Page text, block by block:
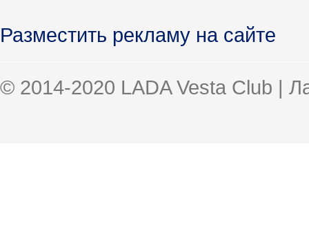
Разместить рекламу на сайте
© 2014-2020 LADA Vesta Club |